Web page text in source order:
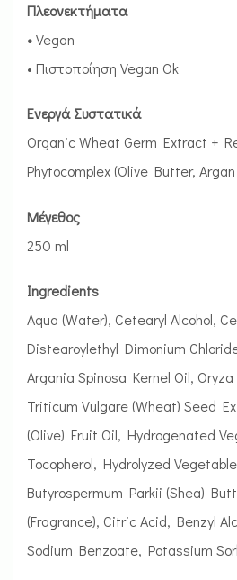
Πλεονεκτήματα
•Vegan
• Πιστοποίηση Vegan Ok
Ενεργά Συστατικά
Organic Wheat Germ Extract +
Phytocomplex (Olive Butter,
Μέγεθος
250 ml
Ingredients
Aqua (Water), Cetearyl Alcohol,
Distearoylethyl Dimonium
Argania Spinosa Kernel Oil,
Triticum Vulgare (Wheat) Seed
(Olive) Fruit Oil, Hydrogenated
Tocopherol, Hydrolyzed
Butyrospermum Parkii (Shea)
(Fragrance), Citric Acid, Benzyl
Sodium Benzoate, Potassium